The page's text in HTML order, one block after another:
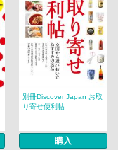
別冊Discover Japan お取
り寄せ便利帖
購入